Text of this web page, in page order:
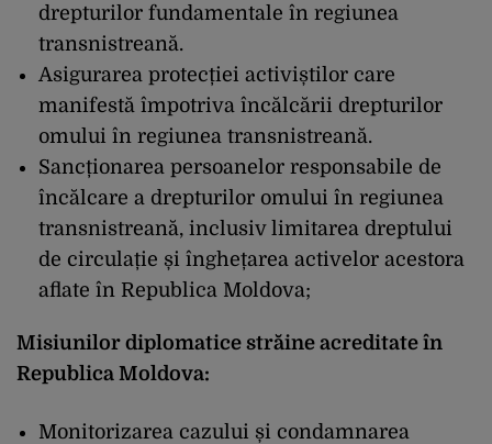
drepturilor fundamentale în regiunea
transnistreană.
Asigurarea protecției activiștilor care
manifestă împotriva încălcării drepturilor
omului în regiunea transnistreană.
Sancționarea persoanelor responsabile de
încălcare a drepturilor omului în regiunea
transnistreană, inclusiv limitarea dreptului
de circulație și înghețarea activelor acestora
aflate în Republica Moldova;
Misiunilor diplomatice străine acreditate în
Republica Moldova:
Monitorizarea cazului și condamnarea